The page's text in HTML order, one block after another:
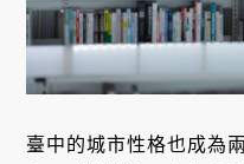
臺中的城市性格也成為